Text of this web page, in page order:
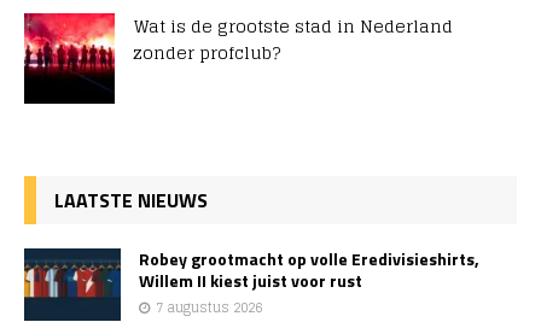
Wat is de grootste stad in Nederland
zonder profclub?
LAATSTE NIEUWS
Robey grootmacht op volle Eredivisieshirts,
Willem II kiest juist voor rust
7 augustus 2026